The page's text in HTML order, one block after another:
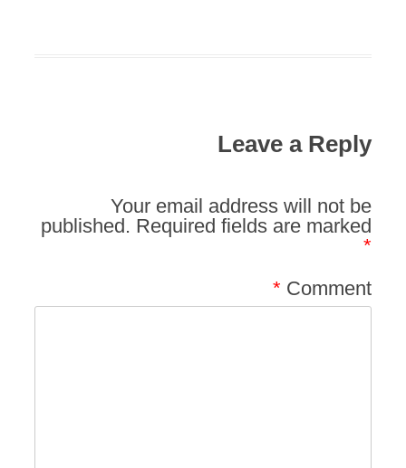
Leave a Reply
Your email address will not be
published. Required fields are marked
*
Comment
*